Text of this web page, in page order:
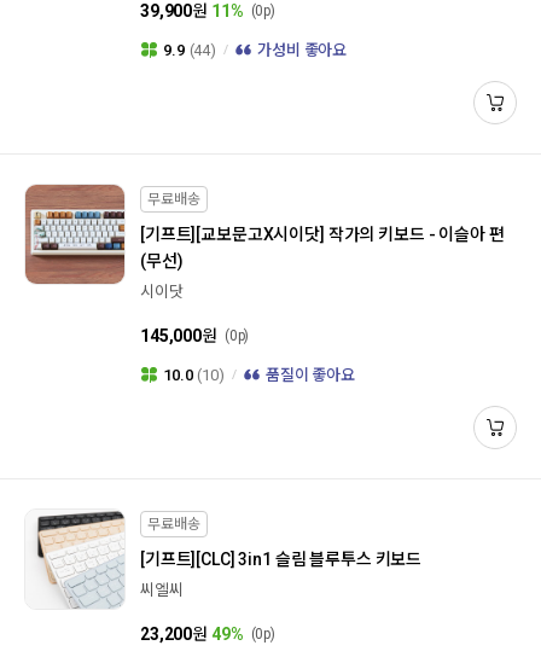
39,900원 11% (0p)
9.9 (44) 가성비 좋아요
무료배송
[기프트] [교보문고X시이닷] 작가의 키보드 - 이슬아 편
(무선)
시이닷
145,000원 (0p)
10.0 (10) 품질이 좋아요
무료배송
[기프트] [CLC] 3in1 슬림 블루투스 키보드
씨엘씨
23,200원 49% (0p)